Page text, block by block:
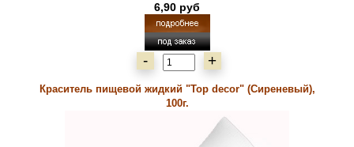
6,90 руб
- +
Краситель пищевой жидкий "Top decor" (Сиреневый),
100г.